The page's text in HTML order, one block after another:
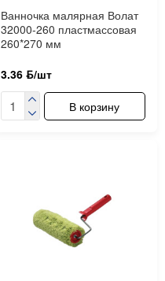
Ванночка малярная Волат
32000-260 пластмассовая
260*270 мм
3.36 ƃ/шт
В корзину